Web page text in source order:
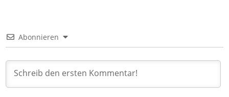
Abonnieren